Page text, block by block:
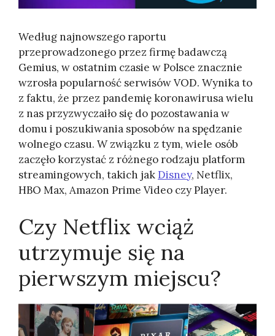
Według najnowszego raportu
przeprowadzonego przez firmę badawczą
Gemius, w ostatnim czasie w Polsce znacznie
wzrosła popularność serwisów VOD. Wynika to
z faktu, że przez pandemię koronawirusa wielu
z nas przyzwyczaiło się do pozostawania w
domu i poszukiwania sposobów na spędzanie
wolnego czasu. W związku z tym, wiele osób
zaczęło korzystać z różnego rodzaju platform
streamingowych, takich jakDisney, Netflix,
HBO Max, Amazon Prime Video czy Player.
Czy Netflix wciąż
utrzymuje się na
pierwszym miejscu?